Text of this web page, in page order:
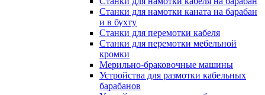
Станки для намотки каната на барабан
и в бухту
Станки для перемотки кабеля
Станки для перемотки мебельной
кромки
Мерильно-браковочные машины
Устройства для размотки кабельных
барабанов